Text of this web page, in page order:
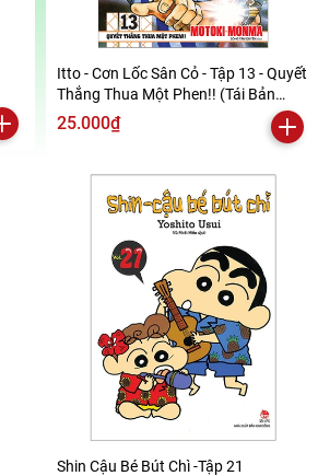
Itto - Cơn Lốc Sân Cỏ - Tập 13 - Quyết
Thắng Thua Một Phen!! (Tái Bản
2024)
25.000₫
Shin Cậu Bé Bút Chì -Tập 21